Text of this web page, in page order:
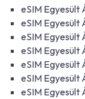
eSIM Egyesült
eSIM Egyesült
eSIM Egyesült
eSIM Egyesült
eSIM Egyesült
eSIM Egyesült
eSIM Egyesült